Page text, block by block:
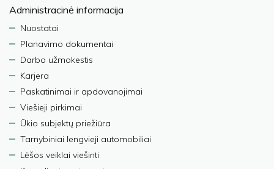
Administracinė informacija
Nuostatai
Planavimo dokumentai
Darbo užmokestis
Karjera
Paskatinimai ir apdovanojimai
Viešieji pirkimai
Ūkio subjektų priežiūra
Tarnybiniai lengvieji automobiliai
Lėšos veiklai viešinti